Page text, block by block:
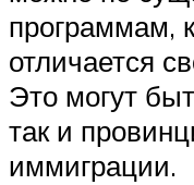
программам,
отличается
Это могут
так и
иммиграции.